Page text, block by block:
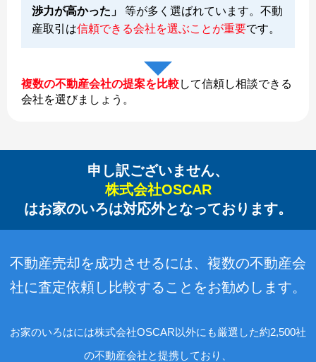
渉力が高かった」 等が多く選ばれています。不動
産取引は信頼できる会社を選ぶことが重要です。
複数の不動産会社の提案を比較して信頼し相談できる
会社を選びましょう。
申し訳ございません、
株式会社OSCAR
はお家のいろは対応外となっております。
不動産売却を成功させるには、複数の不動産会
社に査定依頼し比較することをお勧めします。
お家のいろはには株式会社OSCAR以外にも厳選した約2,500社
の不動産会社と提携しており、